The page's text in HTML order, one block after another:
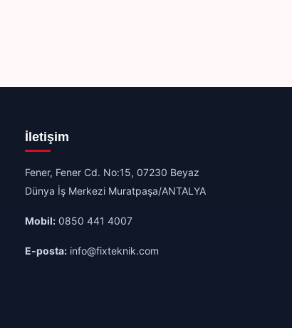
İletişim
Fener, Fener Cd. No:15, 07230 Beyaz
Dünya İş Merkezi Muratpaşa/ANTALYA
Mobil: 0850 441 4007
E-posta: info@fixteknik.com